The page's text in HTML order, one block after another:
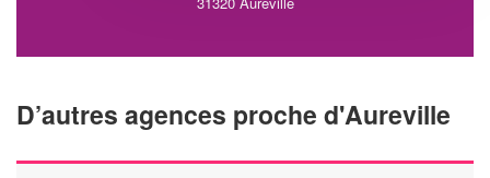
D’autres agences proche d'Aureville